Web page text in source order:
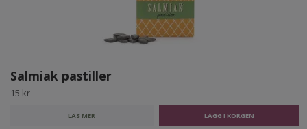
Salmiak pastiller
15 kr
LÄS MER